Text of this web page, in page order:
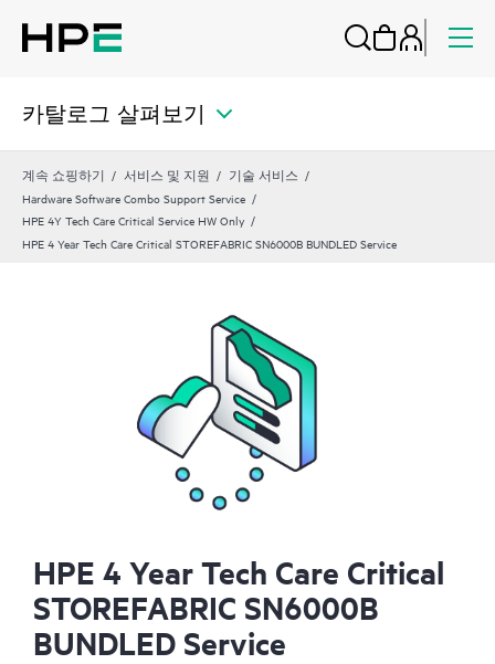
카탈로그 살펴보기
계속 쇼핑하기 서비스 및 지원
기술 서비스
Hardware Software Combo Support Service
HPE 4Y Tech Care Critical Service HW Only
HPE 4 Year Tech Care Critical STOREFABRIC SN6000B BUNDLED Service
HPE 4 Year Tech Care Critical
STOREFABRIC SN6000B
BUNDLED Service